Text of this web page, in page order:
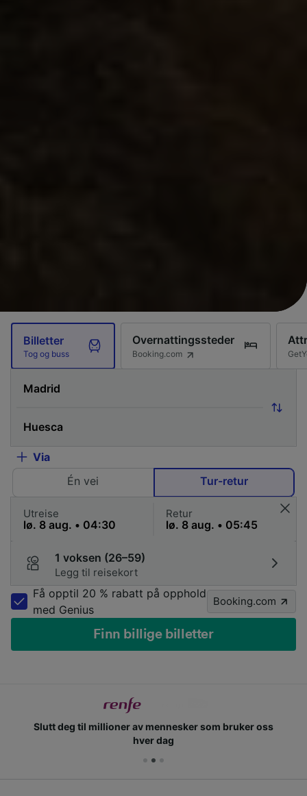
Billetter
Tog og buss
Overnattingssteder
Booking.com
Via
Én vei
Tur-retur
Utreise Retur
1 voksen (26–59)
Legg til reisekort
Få opptil 20 % rabatt på opphold
med Genius
Booking.com
Finn billige billetter
Slutt deg til millioner av mennesker som bruker oss
hver dag